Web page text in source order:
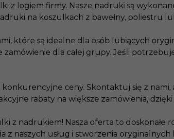
z logiem firmy. Nasze nadruki są
na koszulkach z bawełny, poliestru
które są idealne dla osób lubiących
dla całej grupy. Jeśli
ceny. Skontaktuj się z
rabaty na większe zamówienia,
z nadrukiem! Nasza oferta to
z naszych usług i stworzenia